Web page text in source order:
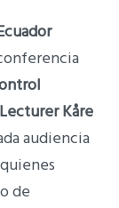
Kåre
audiencia
de